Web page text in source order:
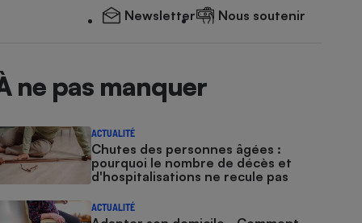
Newsletter Nous soutenir
ne pas manquer
ACTUALITÉ
Chutes des personnes âgées :
pourquoi le nombre de décès et
d'hospitalisations ne recule pas
ACTUALITÉ